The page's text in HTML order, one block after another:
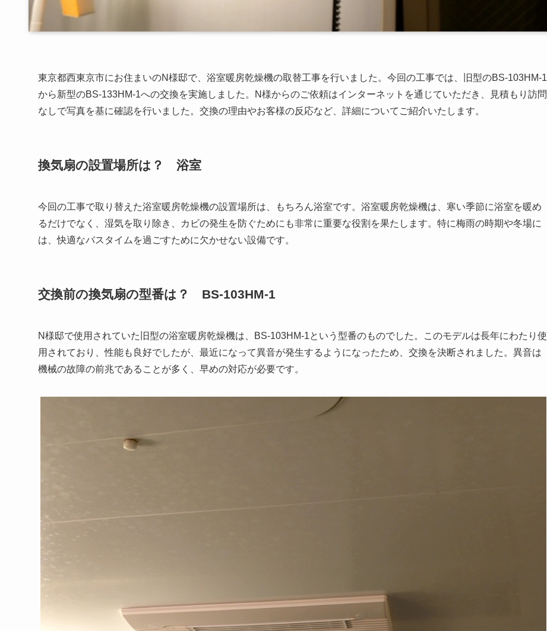
東京都西東京市にお住まいのN様邸で、浴室暖房乾燥機の取替工事を行いました。今回の工事では、旧型のBS-103HM-1
から新型のBS-133HM-1への交換を実施しました。N様からのご依頼はインターネットを通じていただき、見積もり訪問
なしで写真を基に確認を行いました。交換の理由やお客様の反応など、詳細についてご紹介いたします。
換気扇の設置場所は？ 浴室
今回の工事で取り替えた浴室暖房乾燥機の設置場所は、もちろん浴室です。浴室暖房乾燥機は、寒い季節に浴室を暖め
るだけでなく、湿気を取り除き、カビの発生を防ぐためにも非常に重要な役割を果たします。特に梅雨の時期や冬場に
は、快適なバスタイムを過ごすために欠かせない設備です。
交換前の換気扇の型番は？ BS-103HM-1
N様邸で使用されていた旧型の浴室暖房乾燥機は、BS-103HM-1という型番のものでした。このモデルは長年にわたり使
用されており、性能も良好でしたが、最近になって異音が発生するようになったため、交換を決断されました。異音は
機械の故障の前兆であることが多く、早めの対応が必要です。